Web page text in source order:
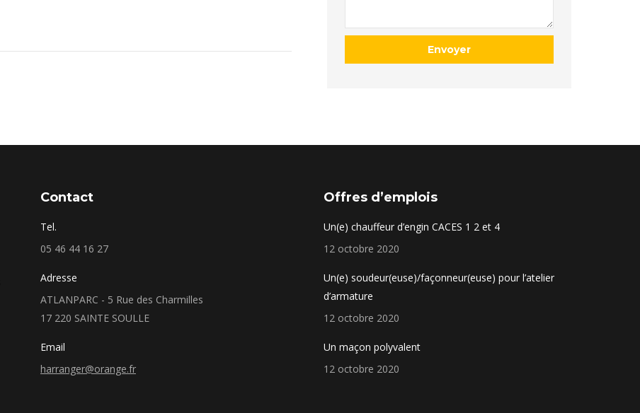
Contact
Tel.
05 46 44 16 27
Adresse
ATLANPARC - 5 Rue des Charmilles
17 220 SAINTE SOULLE
Email
harranger@orange.fr
Offres d’emplois
Un(e) chauffeur d’engin CACES 1 2 et 4
12 octobre 2020
Un(e) soudeur(euse)/façonneur(euse) pour l’atelier
d’armature
12 octobre 2020
Un maçon polyvalent
12 octobre 2020